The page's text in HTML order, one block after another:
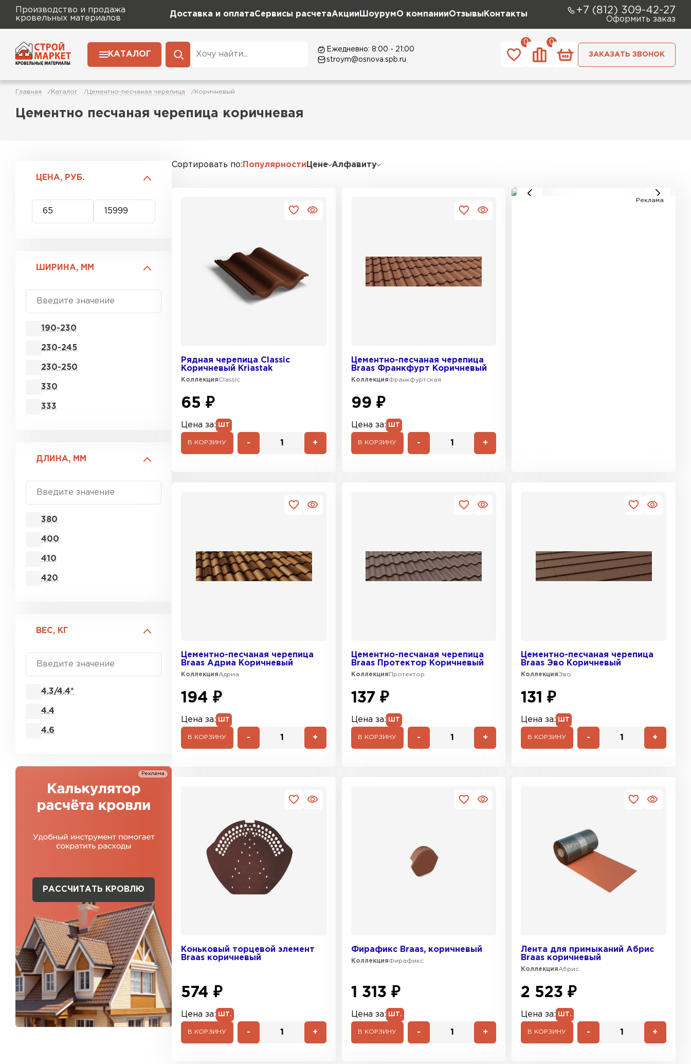
Производство и продажа
кровельных материалов
Доставка и оплатаСервисы расчетаАкции ШоурумО компанииОтзывы Контакты +7 (812) 309-42-27
Оформить заказ
КАТАЛОГ
Ежедневно: 8:00 - 21:00
stroym@osnova.spb.ru
0
0
ЗАКАЗАТЬ ЗВОНОК
Главная Каталог Цементно-песчаная черепица Коричневый
Цементно песчаная черепица коричневая
ЦЕНА, РУБ.
ШИРИНА, ММ
190-230
230-245
230-250
330
333
ДЛИНА, ММ
380
400
410
420
ВЕС, КГ
4.3/4.4*
4.4
4.6
Реклама
РАССЧИТАТЬ КРОВЛЮ
Сортировать по Популярности Цене Алфавиту
Рядная черепица Classic
Коричневый Kriastak
КоллекцияClassic
65 ₽
Цена за: ШТ
В КОРЗИНУ - +
Цементно-песчаная черепица
Braas Франкфурт Коричневый
КоллекцияФранкфуртская
99 ₽
Цена за: ШТ
В КОРЗИНУ - +
Реклама
Цементно-песчаная черепица
Braas Адриа Коричневый
КоллекцияАдриа
194 ₽
Цена за: ШТ
В КОРЗИНУ - +
Цементно-песчаная черепица
Braas Протектор Коричневый
Коллекция Протектор
137 ₽
Цена за: ШТ
В КОРЗИНУ - +
Цементно-песчаная черепица
Braas Эво Коричневый
КоллекцияЭво
131 ₽
Цена за: ШТ
В КОРЗИНУ - +
Коньковый торцевой элемент
Braas коричневый
574 ₽
Цена за: ШТ.
В КОРЗИНУ - +
Фирафикс Braas, коричневый
КоллекцияФирафикс
1 313 ₽
Цена за: ШТ.
В КОРЗИНУ - +
Лента для примыканий Абрис
Braas коричневый
КоллекцияАбрис
2 523 ₽
Цена за: ШТ.
В КОРЗИНУ - +